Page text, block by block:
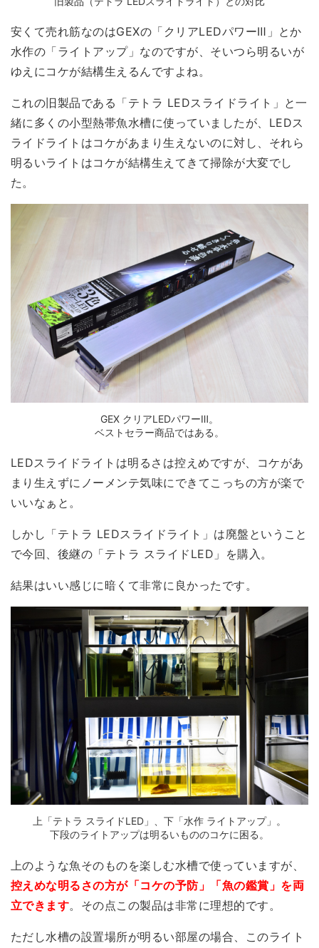
安くて売れ筋なのはGEXの「クリアLEDパワーⅢ」とか
水作の「ライトアップ」なのですが、 そいつら明るいが
ゆえにコケが結構生えるんですよね。
これの旧製品である「テトラ LEDスライドライト」と一
緒に多くの小型熱帯魚水槽に使っていましたが、LEDス
ライドライトはコケがあまり生えないのに対し、それら
明るいライトはコケが結構生えてきて掃除が大変でし
た。
GEX クリアLEDパワーⅢ。
ベストセラー商品ではある。
LEDスライドライトは明るさは控えめですが、コケがあ
まり生えずにノーメンテ気味にできてこっちの方が楽で
いいなぁと。
しかし「テトラ LEDスライドライト」は廃盤ということ
で今回、後継の「テトラ スライドLED」を購入。
結果はいい感じに暗くて非常に良かった です。
上「テトラ スライドLED」、下「水作 ライトアップ」。
下段のライトアップは明るいもののコケに困る。
上のような魚そのものを楽しむ水槽で使っていますが、
控えめな明るさの方が「コケの予防」「魚の鑑賞」を両
立できます。その点この製品は非常に理想的です。
ただし水槽の設置場所が明るい部屋の場合、このライト